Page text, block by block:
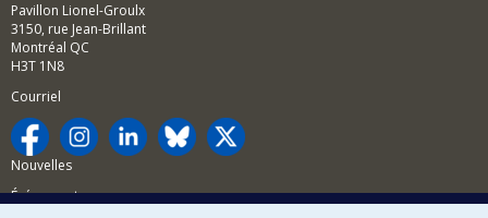
Pavillon Lionel-Groulx
3150, rue Jean-Brillant
Montréal QC
H3T 1N8
Courriel
Nouvelles
Événements